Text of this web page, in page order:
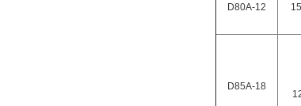
D80A-12
D85A-18